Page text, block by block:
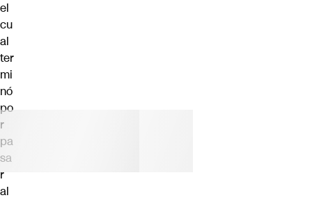
el
cu
al
ter
mi
nó
po
r
pa
sa
r
al